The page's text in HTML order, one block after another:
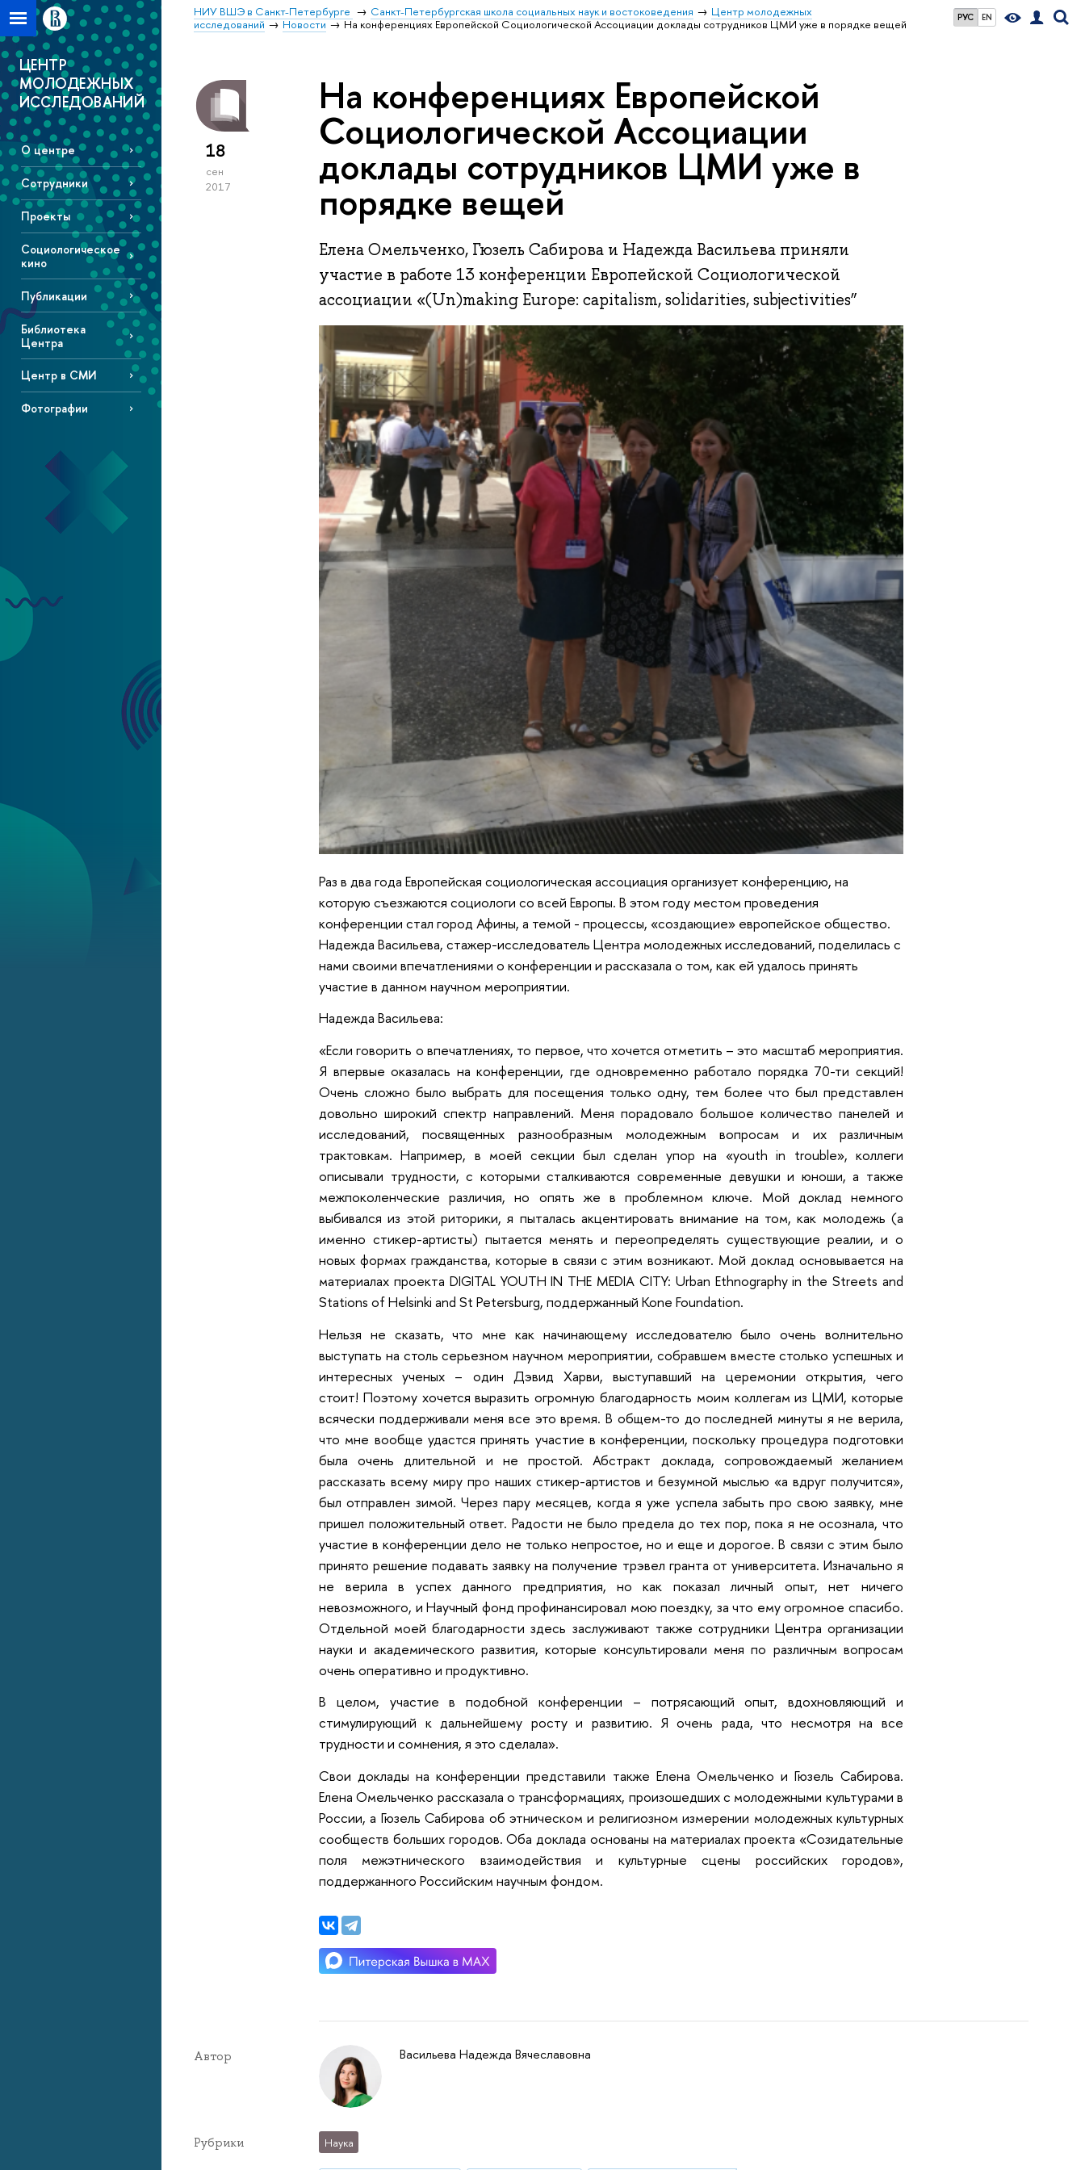
РУС EN
НИУ ВШЭ в Санкт-Петербурге Санкт-Петербургская школа социальных наук и востоковедения
Центр молодежных
исследований
Новости На конференциях Европейской Социологической Ассоциации доклады сотрудников ЦМИ уже в порядке вещей
ЦЕНТР
МОЛОДЕЖНЫХ
ИССЛЕДОВАНИЙ
О центре
Сотрудники
Проекты
Социологическое
кино
Публикации
Библиотека
Центра
Центр в СМИ
Фотографии
18
сен
2017
На конференциях Европейской
Социологической Ассоциации
доклады сотрудников ЦМИ уже в
порядке вещей
Елена Омельченко, Гюзель Сабирова и Надежда Васильева приняли
участие в работе 13 конференции Европейской Социологической
ассоциации «(Un)making Europe: capitalism, solidarities, subjectivities”
Раз в два года Европейская социологическая ассоциация организует конференцию, на
которую съезжаются социологи со всей Европы. В этом году местом проведения
конференции стал город Афины, а темой - процессы, «создающие» европейское общество.
Надежда Васильева, стажер-исследователь Центра молодежных исследований, поделилась с
нами своими впечатлениями о конференции и рассказала о том, как ей удалось принять
участие в данном научном мероприятии.
Надежда Васильева:
«Если говорить о впечатлениях, то первое, что хочется отметить – это масштаб мероприятия.
Я впервые оказалась на конференции, где одновременно работало порядка 70-ти секций!
Очень сложно было выбрать для посещения только одну, тем более что был представлен
довольно широкий спектр направлений. Меня порадовало большое количество панелей и
исследований, посвященных разнообразным молодежным вопросам и их различным
трактовкам. Например, в моей секции был сделан упор на «youth in trouble», коллеги
описывали трудности, с которыми сталкиваются современные девушки и юноши, а также
межпоколенческие различия, но опять же в проблемном ключе. Мой доклад немного
выбивался из этой риторики, я пыталась акцентировать внимание на том, как молодежь (а
именно стикер-артисты) пытается менять и переопределять существующие реалии, и о
новых формах гражданства, которые в связи с этим возникают. Мой доклад основывается на
материалах проекта DIGITAL YOUTH IN THE MEDIA CITY: Urban Ethnography in the Streets and
Stations of Helsinki and St Petersburg, поддержанный Kone Foundation.
Нельзя не сказать, что мне как начинающему исследователю было очень волнительно
выступать на столь серьезном научном мероприятии, собравшем вместе столько успешных и
интересных ученых – один Дэвид Харви, выступавший на церемонии открытия, чего
стоит! Поэтому хочется выразить огромную благодарность моим коллегам из ЦМИ, которые
всячески поддерживали меня все это время. В общем-то до последней минуты я не верила,
что мне вообще удастся принять участие в конференции, поскольку процедура подготовки
была очень длительной и не простой. Абстракт доклада, сопровождаемый желанием
рассказать всему миру про наших стикер-артистов и безумной мыслью «а вдруг получится»,
был отправлен зимой. Через пару месяцев, когда я уже успела забыть про свою заявку, мне
пришел положительный ответ. Радости не было предела до тех пор, пока я не осознала, что
участие в конференции дело не только непростое, но и еще и дорогое. В связи с этим было
принято решение подавать заявку на получение трэвел гранта от университета. Изначально я
не верила в успех данного предприятия, но как показал личный опыт, нет ничего
невозможного, и Научный фонд профинансировал мою поездку, за что ему огромное спасибо.
Отдельной моей благодарности здесь заслуживают также сотрудники Центра организации
науки и академического развития, которые консультировали меня по различным вопросам
очень оперативно и продуктивно.
В целом, участие в подобной конференции – потрясающий опыт, вдохновляющий и
стимулирующий к дальнейшему росту и развитию. Я очень рада, что несмотря на все
трудности и сомнения, я это сделала».
Свои доклады на конференции представили также Елена Омельченко и Гюзель Сабирова.
Елена Омельченко рассказала о трансформациях, произошедших с молодежными культурами в
России, а Гюзель Сабирова об этническом и религиозном измерении молодежных культурных
сообществ больших городов. Оба доклада основаны на материалах проекта «Созидательные
поля межэтнического взаимодействия и культурные сцены российских городов»,
поддержанного Российским научным фондом.
Автор Васильева Надежда Вячеславовна
Рубрики Наука